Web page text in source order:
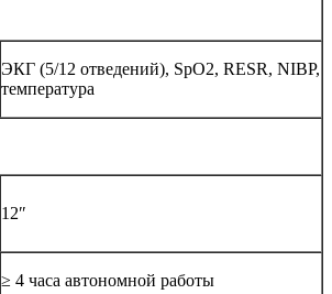
ЭКГ (5/12 отведений), SpO2, RESR, NIBP,
температура
12″
≥ 4 часа автономной работы